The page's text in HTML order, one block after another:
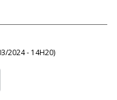
2024 - 14H20)